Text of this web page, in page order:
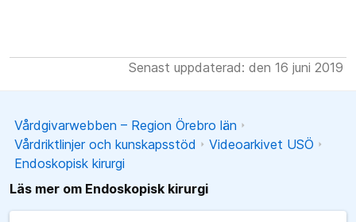
Senast uppdaterad: den 16 juni 2019
Vårdgivarwebben – Region Örebro län
Vårdriktlinjer och kunskapsstöd
Videoarkivet USÖ
Endoskopisk kirurgi
Läs mer om Endoskopisk kirurgi